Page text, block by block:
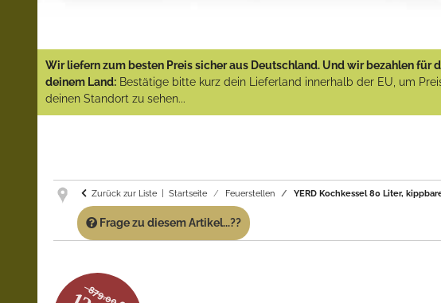
Wir liefern zum besten Preis sicher aus Deutschland. Und wir bezahlen für
deinem Land: Bestätige bitte kurz dein Lieferland innerhalb der EU, um
deinen Standort zu sehen...
Zurück zur Liste Startseite Feuerstellen YERD Kochkessel 80 Liter,
Frage zu diesem Artikel...??